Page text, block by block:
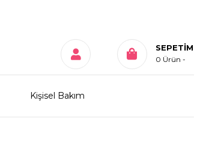
SEPETIM
0 Ürün
Kişisel Bakım